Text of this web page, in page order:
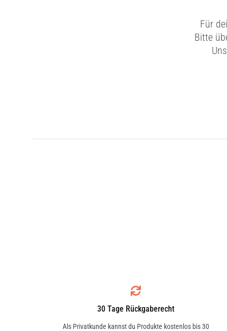
Für
Bitte
30 Tage Rückgaberecht
Als Privatkunde kannst du Produkte kostenlos bis 30